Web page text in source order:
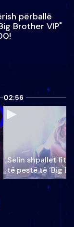
përballë
Brother VIP"
02:56
Selin shpallet
të pestë të ‘Big